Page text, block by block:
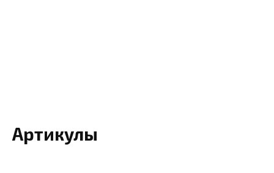
Артикулы